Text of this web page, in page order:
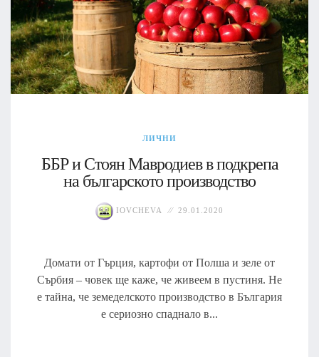
ЛИЧНИ
ББР и Стоян Мавродиев в подкрепа
на българското производство
IOVCHEVA 29.01.2020
Домати от Гърция, картофи от Полша и зеле от
Сърбия – човек ще каже, че живеем в пустиня. Не
е тайна, че земеделското производство в България
е сериозно спаднало в...